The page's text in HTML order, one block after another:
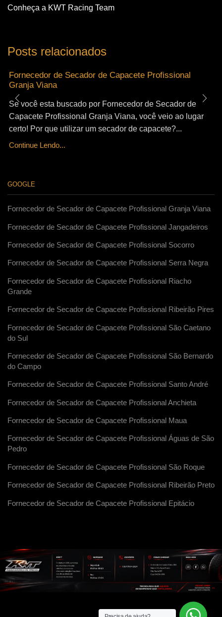
Conheça a KWT Racing Team
Posts relacionados
Fornecedor de Secador de Capacete Profissional
Granja Viana
Se você esta buscado por Fornecedor de Secador de
Capacete Profissional Granja Viana, você veio ao lugar
certo! Por que utilizar um secador de capacete?...
Continue Lendo...
GOOGLE
Fornecedor de Secador de Capacete Profissional Granja Viana
Fornecedor de Secador de Capacete Profissional Jangadeiros
Fornecedor de Secador de Capacete Profissional Socorro
Fornecedor de Secador de Capacete Profissional Serra Negra
Fornecedor de Secador de Capacete Profissional Riacho
Grande
Fornecedor de Secador de Capacete Profissional Ribeirão Pires
Fornecedor de Secador de Capacete Profissional São Caetano
do Sul
Fornecedor de Secador de Capacete Profissional São Bernardo
do Campo
Fornecedor de Secador de Capacete Profissional Santo André
Fornecedor de Secador de Capacete Profissional Anchieta
Fornecedor de Secador de Capacete Profissional Maua
Fornecedor de Secador de Capacete Profissional Águas de São
Pedro
Fornecedor de Secador de Capacete Profissional São Roque
Fornecedor de Secador de Capacete Profissional Ribeirão Preto
Fornecedor de Secador de Capacete Profissional Epitácio